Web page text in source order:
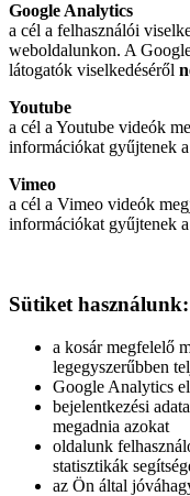
Google Analytics
a cél a felhasználói
weboldalunkon. A
látogatók viselkedéséről
Youtube
a cél a Youtube videók
információkat gyűjtenek
Vimeo
a cél a Vimeo videók
információkat gyűjtenek
Sütiket használunk:
a kosár megfelelő
legegyszerűbben
Google Analytics
bejelentkezési
megadnia azokat
oldalunk
statisztikák
az Ön által